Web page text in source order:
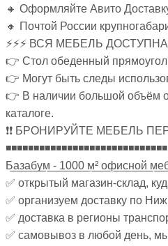
🔸 Оформляйте Авито
🔸 Почтой России
⚡⚡⚡ ВСЯ МЕБЕЛЬ ДОСТУПНА
👉 Стол обеденный
👉 Могут быть следы
👉 В наличии большой объём
каталоге.
❗❗ БРОНИРУЙТЕ МЕБЕЛЬ
Б̲а̲з̲а̲б̲у̲м̲ ̲-̲ ̲1̲0̲0̲0̲ ̲м̲²̲ ̲о̲ф̲и̲с̲н̲о̲й̲
✅ открытый магазин-склад,
✅ организуем доставку по
✅ доставка в регионы
✅ самовывоз в любой день,